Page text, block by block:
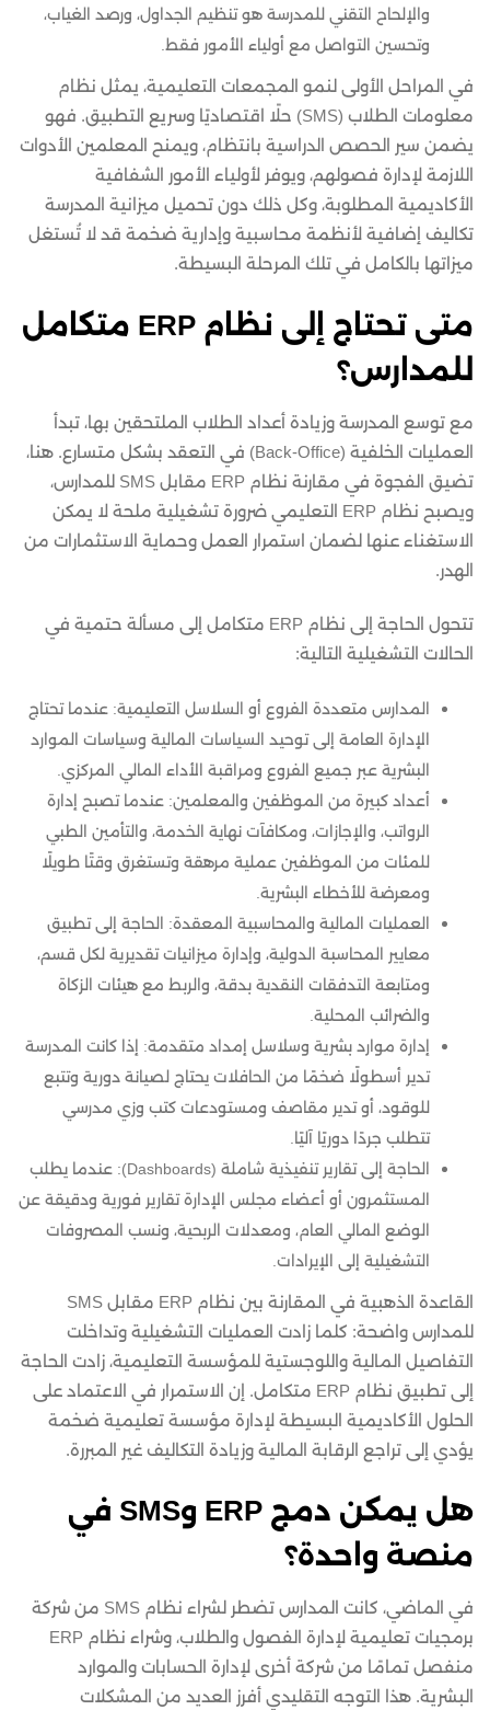
والإلحاح التقني للمدرسة هو تنظيم الجداول، ورصد الغياب،
وتحسين التواصل مع أولياء الأمور فقط.
في المراحل الأولى لنمو المجمعات التعليمية، يمثل نظام
معلومات الطلاب (SMS) حلًا اقتصاديًا وسريع التطبيق. فهو
يضمن سير الحصص الدراسية بانتظام، ويمنح المعلمين الأدوات
اللازمة لإدارة فصولهم، ويوفر لأولياء الأمور الشفافية
الأكاديمية المطلوبة، وكل ذلك دون تحميل ميزانية المدرسة
تكاليف إضافية لأنظمة محاسبية وإدارية ضخمة قد لا تُستغل
ميزاتها بالكامل في تلك المرحلة البسيطة.
متى تحتاج إلى نظام ERP متكامل
للمدارس؟
مع توسع المدرسة وزيادة أعداد الطلاب الملتحقين بها، تبدأ
العمليات الخلفية (Back-Office) في التعقد بشكل متسارع. هنا،
تضيق الفجوة في مقارنة نظام ERP مقابل SMS للمدارس،
ويصبح نظام ERP التعليمي ضرورة تشغيلية ملحة لا يمكن
الاستغناء عنها لضمان استمرار العمل وحماية الاستثمارات من
الهدر.
تتحول الحاجة إلى نظام ERP متكامل إلى مسألة حتمية في
الحالات التشغيلية التالية:
المدارس متعددة الفروع أو السلاسل التعليمية: عندما تحتاج
الإدارة العامة إلى توحيد السياسات المالية وسياسات الموارد
البشرية عبر جميع الفروع ومراقبة الأداء المالي المركزي.
أعداد كبيرة من الموظفين والمعلمين: عندما تصبح إدارة
الرواتب، والإجازات، ومكافآت نهاية الخدمة، والتأمين الطبي
للمئات من الموظفين عملية مرهقة وتستغرق وقتًا طويلًا
ومعرضة للأخطاء البشرية.
العمليات المالية والمحاسبية المعقدة: الحاجة إلى تطبيق
معايير المحاسبة الدولية، وإدارة ميزانيات تقديرية لكل قسم،
ومتابعة التدفقات النقدية بدقة، والربط مع هيئات الزكاة
والضرائب المحلية.
إدارة موارد بشرية وسلاسل إمداد متقدمة: إذا كانت المدرسة
تدير أسطولًا ضخمًا من الحافلات يحتاج لصيانة دورية وتتبع
للوقود، أو تدير مقاصف ومستودعات كتب وزي مدرسي
تتطلب جردًا دوريًا آليًا.
الحاجة إلى تقارير تنفيذية شاملة (Dashboards): عندما يطلب
المستثمرون أو أعضاء مجلس الإدارة تقارير فورية ودقيقة عن
الوضع المالي العام، ومعدلات الربحية، ونسب المصروفات
التشغيلية إلى الإيرادات.
القاعدة الذهبية في المقارنة بين نظام ERP مقابل SMS
للمدارس واضحة: كلما زادت العمليات التشغيلية وتداخلت
التفاصيل المالية واللوجستية للمؤسسة التعليمية، زادت الحاجة
إلى تطبيق نظام ERP متكامل. إن الاستمرار في الاعتماد على
الحلول الأكاديمية البسيطة لإدارة مؤسسة تعليمية ضخمة
يؤدي إلى تراجع الرقابة المالية وزيادة التكاليف غير المبررة.
هل يمكن دمج ERP وSMS في
منصة واحدة؟
في الماضي، كانت المدارس تضطر لشراء نظام SMS من شركة
برمجيات تعليمية لإدارة الفصول والطلاب، وشراء نظام ERP
منفصل تمامًا من شركة أخرى لإدارة الحسابات والموارد
البشرية. هذا التوجه التقليدي أفرز العديد من المشكلات